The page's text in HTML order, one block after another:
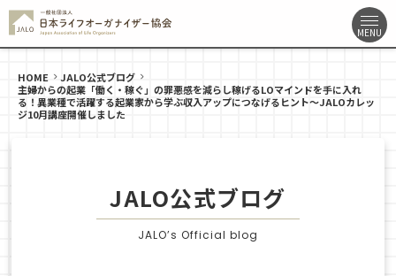
HOME
JALO公式ブログ
主婦からの起業「働く・稼ぐ」の罪悪感を減らし稼げるLOマインドを手に入れ
る！異業種で活躍する起業家から学ぶ収入アップにつなげるヒント〜JALOカレッ
ジ10月講座開催しました
JALO公式ブログ
JALO’s Official blog